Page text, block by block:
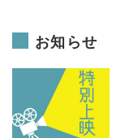
お知らせ